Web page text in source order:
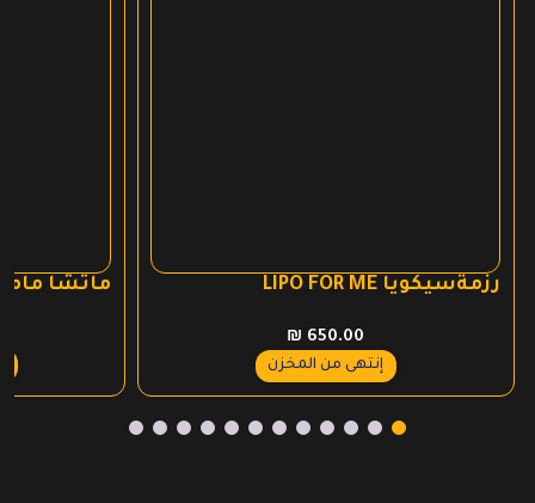
رزمةسيكويا LIPO FOR ME
₪ 650.00
إنتهى من المخزن
ماتشا